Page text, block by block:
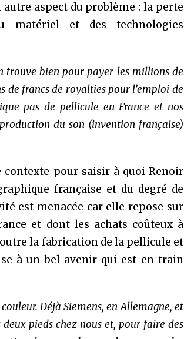
aspect du problème : la perte
matériel et des technologies
trouve bien pour payer les millions de
de francs de royalties pour l’emploi de
pas de pellicule en France et nos
du son (invention française)
contexte pour saisir à quoi Renoir
française et du degré de
est menacée car elle repose sur
et dont les achats coûteux à
la fabrication de la pellicule et
à un bel avenir qui est en train
Déjà Siemens, en Allemagne, et
pieds chez nous et, pour faire des